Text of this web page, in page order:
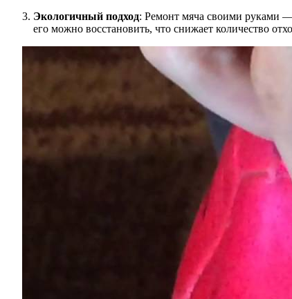
Экологичный подход: Ремонт мяча своими руками —
его можно восстановить, что снижает количество